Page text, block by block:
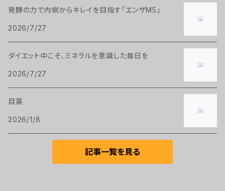
発酵の力で内側からキレイを目指す「エンザM5」
2026/7/27
ダイエット中こそ、ミネラルを意識した毎日を
2026/7/27
目薬
2026/1/8
記事一覧を見る